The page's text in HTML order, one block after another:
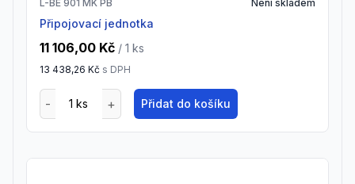
L-BE 901 MK PB Není skladem
Připojovací jednotka
11 106,00 Kč / 1 ks
13 438,26 Kč s DPH
Přidat do košíku